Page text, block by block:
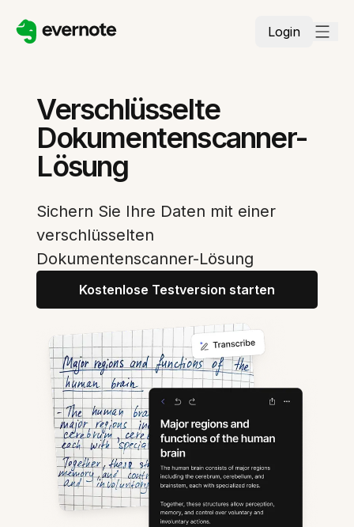
Login
Verschlüsselte
Dokumentenscanner-
Lösung
Sichern Sie Ihre Daten mit einer
verschlüsselten
Dokumentenscanner-Lösung
Kostenlose Testversion starten